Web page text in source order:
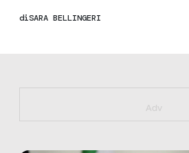
diSARA BELLINGERI
https://bit.ly/ Adv